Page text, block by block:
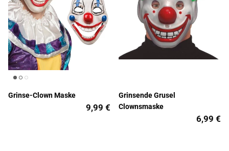
Grinse-Clown Maske
9,99 €
Grinsende Grusel
Clownsmaske
6,99 €